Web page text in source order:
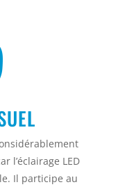
l’éclairage LED
Il participe au